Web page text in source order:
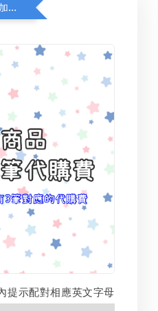
若顯示未含代購費請配對加購(未加購視同無效訂單)
提示配對相應英文字母